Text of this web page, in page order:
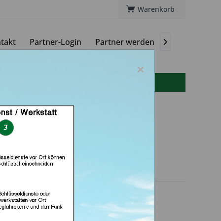
Warenkorb
Partner-Login Partner werden 
by Eski (in Erlangen)
×